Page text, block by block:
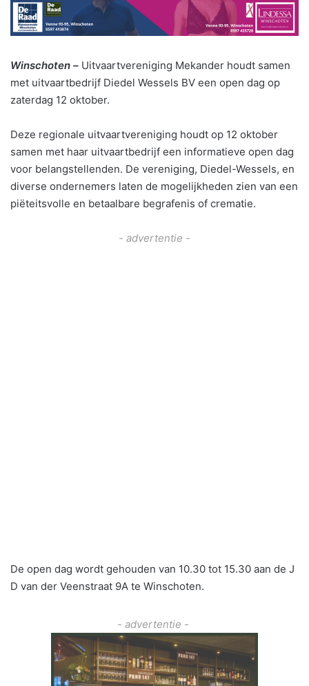
Winschoten – Uitvaartvereniging Mekander houdt samen
met uitvaartbedrijf Diedel Wessels BV een open dag op
zaterdag 12 oktober.
Deze regionale uitvaartvereniging houdt op 12 oktober
samen met haar uitvaartbedrijf een informatieve open dag
voor belangstellenden. De vereniging, Diedel-Wessels, en
diverse ondernemers laten de mogelijkheden zien van een
piëteitsvolle en betaalbare begrafenis of crematie.
- advertentie -
De open dag wordt gehouden van 10.30 tot 15.30 aan de J
D van der Veenstraat 9A te Winschoten.
- advertentie -